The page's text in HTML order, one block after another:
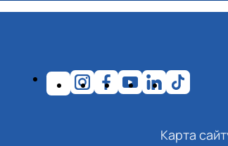
Карта